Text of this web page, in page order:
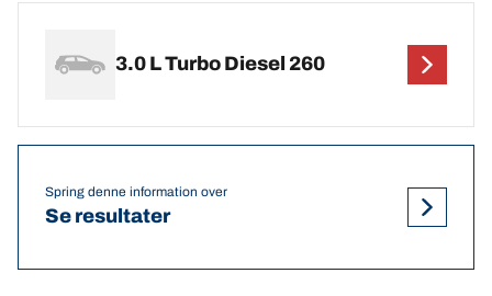
3.0 L Turbo Diesel 260
Spring denne information over
Se resultater